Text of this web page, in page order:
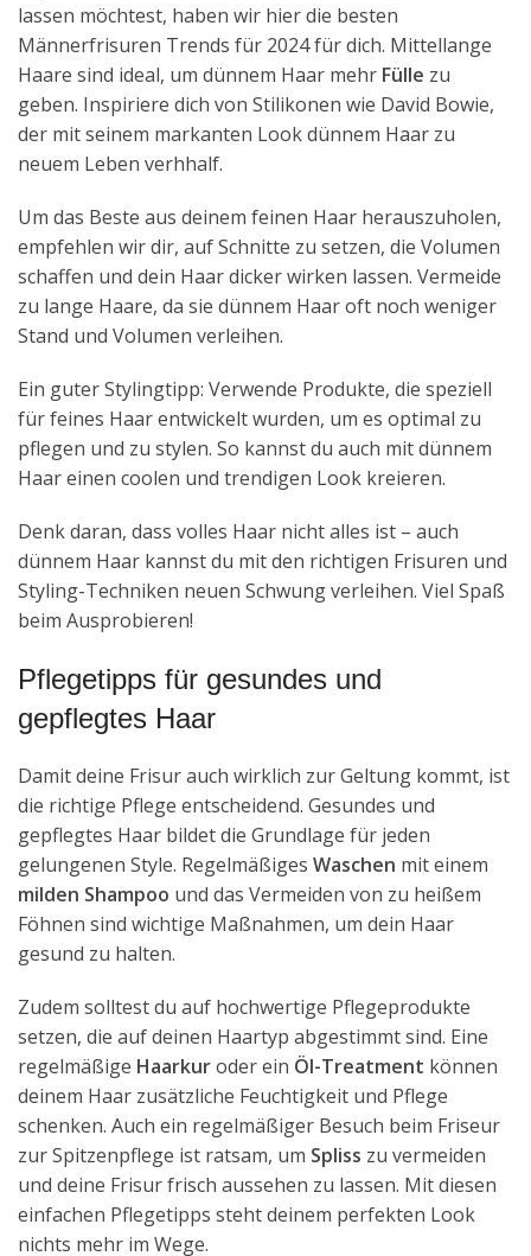
lassen möchtest, haben wir hier die besten
Männerfrisuren Trends für 2024 für dich. Mittellange
Haare sind ideal, um dünnem Haar mehr Fülle zu
geben. Inspiriere dich von Stilikonen wie David Bowie,
der mit seinem markanten Look dünnem Haar zu
neuem Leben verhhalf.
Um das Beste aus deinem feinen Haar herauszuholen,
empfehlen wir dir, auf Schnitte zu setzen, die Volumen
schaffen und dein Haar dicker wirken lassen. Vermeide
zu lange Haare, da sie dünnem Haar oft noch weniger
Stand und Volumen verleihen.
Ein guter Stylingtipp: Verwende Produkte, die speziell
für feines Haar entwickelt wurden, um es optimal zu
pflegen und zu stylen. So kannst du auch mit dünnem
Haar einen coolen und trendigen Look kreieren.
Denk daran, dass volles Haar nicht alles ist – auch
dünnem Haar kannst du mit den richtigen Frisuren und
Styling-Techniken neuen Schwung verleihen. Viel Spaß
beim Ausprobieren!
Pflegetipps für gesundes und
gepflegtes Haar
Damit deine Frisur auch wirklich zur Geltung kommt, ist
die richtige Pflege entscheidend. Gesundes und
gepflegtes Haar bildet die Grundlage für jeden
gelungenen Style. Regelmäßiges Waschen mit einem
milden Shampoo und das Vermeiden von zu heißem
Föhnen sind wichtige Maßnahmen, um dein Haar
gesund zu halten.
Zudem solltest du auf hochwertige Pflegeprodukte
setzen, die auf deinen Haartyp abgestimmt sind. Eine
regelmäßige Haarkuroder ein Öl-Treatment können
deinem Haar zusätzliche Feuchtigkeit und Pflege
schenken. Auch ein regelmäßiger Besuch beim Friseur
zur Spitzenpflege ist ratsam, um Spliss zu vermeiden
und deine Frisur frisch aussehen zu lassen. Mit diesen
einfachen Pflegetipps steht deinem perfekten Look
nichts mehr im Wege.